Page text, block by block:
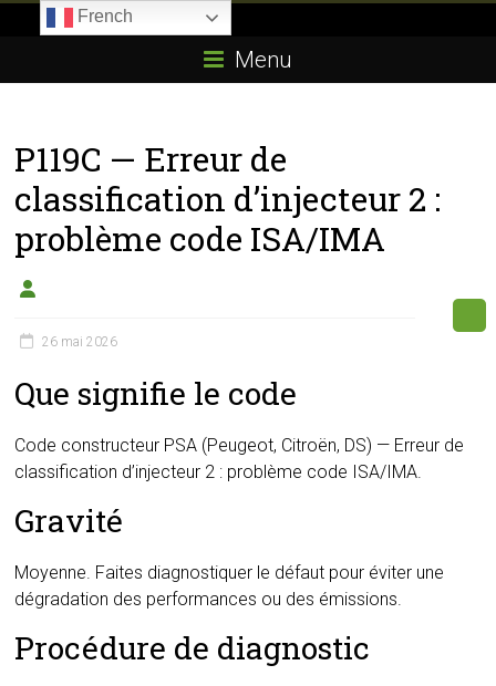
E85.com
passion
boîtier
éthanol
Menu
P119C — Erreur de
classification d’injecteur 2 :
problème code ISA/IMA
26 mai 2026
Que signifie le code
Code constructeur PSA (Peugeot, Citroën, DS) — Erreur de
classification d’injecteur 2 : problème code ISA/IMA.
Gravité
Moyenne. Faites diagnostiquer le défaut pour éviter une
dégradation des performances ou des émissions.
Procédure de diagnostic
French